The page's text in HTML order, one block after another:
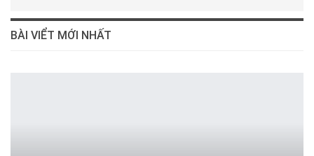
BÀI VIỂT MỚI NHẤT